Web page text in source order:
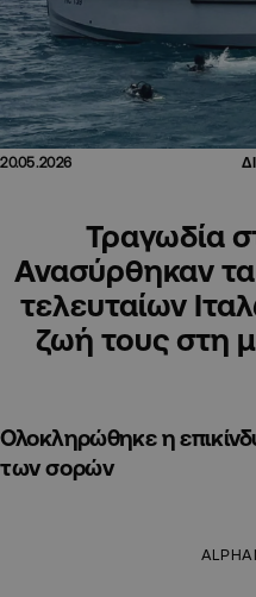
20.05.2026
Τραγωδία
Ανασύρθηκαν
τελευταίων
ζωή τους στη
Ολοκληρώθηκε η
των σορών